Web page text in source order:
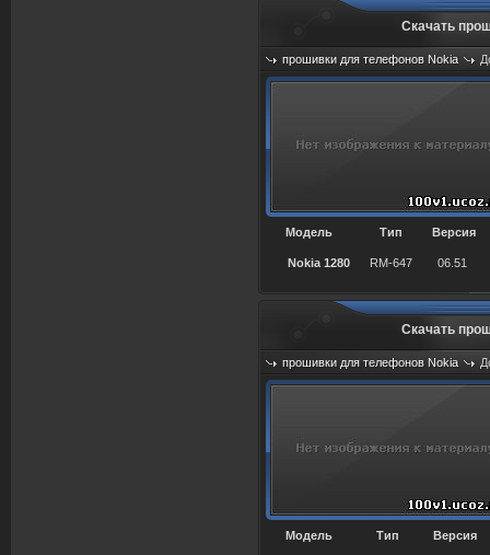
Скачать
прошивки для телефонов Nokia
Просмотров: 1103
Модель Тип Версия
Nokia 1280 RM-647 06.51
Скачать
прошивки для телефонов Nokia
Просмотров: 820
Модель Тип Версия